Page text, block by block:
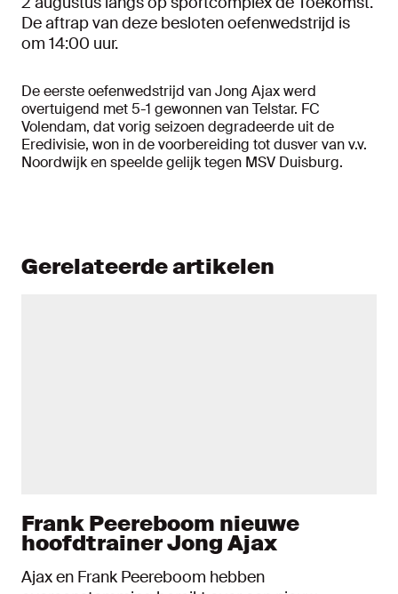
De aftrap van deze besloten oefenwedstrijd is
om 14:00 uur.
De eerste oefenwedstrijd van Jong Ajax werd
overtuigend met 5-1 gewonnen van Telstar. FC
Volendam, dat vorig seizoen degradeerde uit de
Eredivisie, won in de voorbereiding tot dusver van v.v.
Noordwijk en speelde gelijk tegen MSV Duisburg.
Gerelateerde artikelen
Frank Peereboom nieuwe
hoofdtrainer Jong Ajax
Ajax en Frank Peereboom hebben